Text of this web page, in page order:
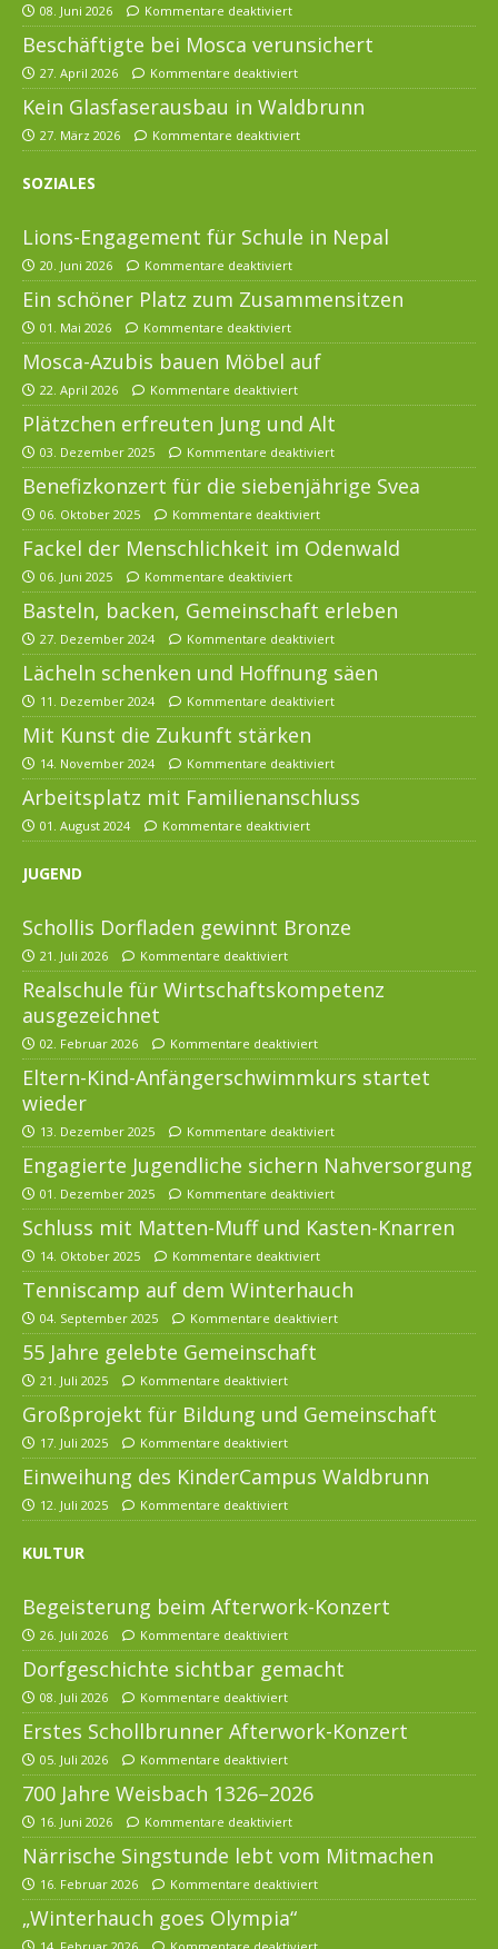
08. Juni 2026 Kommentare deaktiviert
Beschäftigte bei Mosca verunsichert
27. April 2026 Kommentare deaktiviert
Kein Glasfaserausbau in Waldbrunn
27. März 2026 Kommentare deaktiviert
SOZIALES
Lions-Engagement für Schule in Nepal
20. Juni 2026 Kommentare deaktiviert
Ein schöner Platz zum Zusammensitzen
01. Mai 2026 Kommentare deaktiviert
Mosca-Azubis bauen Möbel auf
22. April 2026 Kommentare deaktiviert
Plätzchen erfreuten Jung und Alt
03. Dezember 2025 Kommentare deaktiviert
Benefizkonzert für die siebenjährige Svea
06. Oktober 2025 Kommentare deaktiviert
Fackel der Menschlichkeit im Odenwald
06. Juni 2025 Kommentare deaktiviert
Basteln, backen, Gemeinschaft erleben
27. Dezember 2024 Kommentare deaktiviert
Lächeln schenken und Hoffnung säen
11. Dezember 2024 Kommentare deaktiviert
Mit Kunst die Zukunft stärken
14. November 2024 Kommentare deaktiviert
Arbeitsplatz mit Familienanschluss
01. August 2024 Kommentare deaktiviert
JUGEND
Schollis Dorfladen gewinnt Bronze
21. Juli 2026 Kommentare deaktiviert
Realschule für Wirtschaftskompetenz
ausgezeichnet
02. Februar 2026 Kommentare deaktiviert
Eltern-Kind-Anfängerschwimmkurs startet
wieder
13. Dezember 2025 Kommentare deaktiviert
Engagierte Jugendliche sichern Nahversorgung
01. Dezember 2025 Kommentare deaktiviert
Schluss mit Matten-Muff und Kasten-Knarren
14. Oktober 2025 Kommentare deaktiviert
Tenniscamp auf dem Winterhauch
04. September 2025 Kommentare deaktiviert
55 Jahre gelebte Gemeinschaft
21. Juli 2025 Kommentare deaktiviert
Großprojekt für Bildung und Gemeinschaft
17. Juli 2025 Kommentare deaktiviert
Einweihung des KinderCampus Waldbrunn
12. Juli 2025 Kommentare deaktiviert
KULTUR
Begeisterung beim Afterwork-Konzert
26. Juli 2026 Kommentare deaktiviert
Dorfgeschichte sichtbar gemacht
08. Juli 2026 Kommentare deaktiviert
Erstes Schollbrunner Afterwork-Konzert
05. Juli 2026 Kommentare deaktiviert
700 Jahre Weisbach 1326–2026
16. Juni 2026 Kommentare deaktiviert
Närrische Singstunde lebt vom Mitmachen
16. Februar 2026 Kommentare deaktiviert
„Winterhauch goes Olympia“